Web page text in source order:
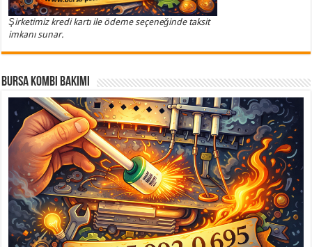
Şirketimiz kredi kartı ile ödeme seçeneğinde taksit
imkanı sunar.
Bursa Kombi Bakımı